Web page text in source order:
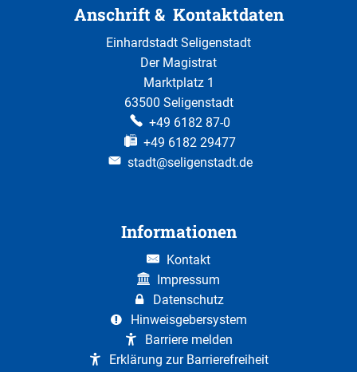
Anschrift & Kontaktdaten
Einhardstadt Seligenstadt
Der Magistrat
Marktplatz 1
63500 Seligenstadt
+49 6182 87-0
+49 6182 29477
stadt@seligenstadt.de
Informationen
Kontakt
Impressum
Datenschutz
Hinweisgebersystem
Barriere melden
Erklärung zur Barrierefreiheit